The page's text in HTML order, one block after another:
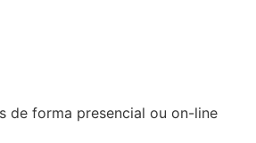
de forma presencial ou on-line